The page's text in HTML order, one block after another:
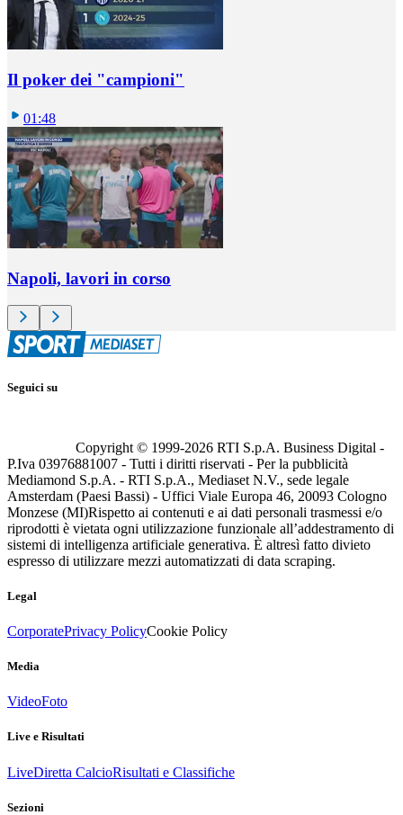
Il poker dei "campioni"
01:48
Napoli, lavori in corso
Seguici su
Copyright © 1999-2026 RTI S.p.A. Business Digital -
P.Iva 03976881007 - Tutti i diritti riservati - Per la pubblicità
Mediamond S.p.A. - RTI S.p.A., Mediaset N.V., sede legale
Amsterdam (Paesi Bassi) - Uffici Viale Europa 46, 20093 Cologno
Monzese (MI)Rispetto ai contenuti e ai dati personali trasmessi e/o
riprodotti è vietata ogni utilizzazione funzionale all’addestramento di
sistemi di intelligenza artificiale generativa. È altresì fatto divieto
espresso di utilizzare mezzi automatizzati di data scraping.
Legal
CorporatePrivacy PolicyCookie Policy
Media
VideoFoto
Live e Risultati
LiveDiretta CalcioRisultati e Classifiche
Sezioni